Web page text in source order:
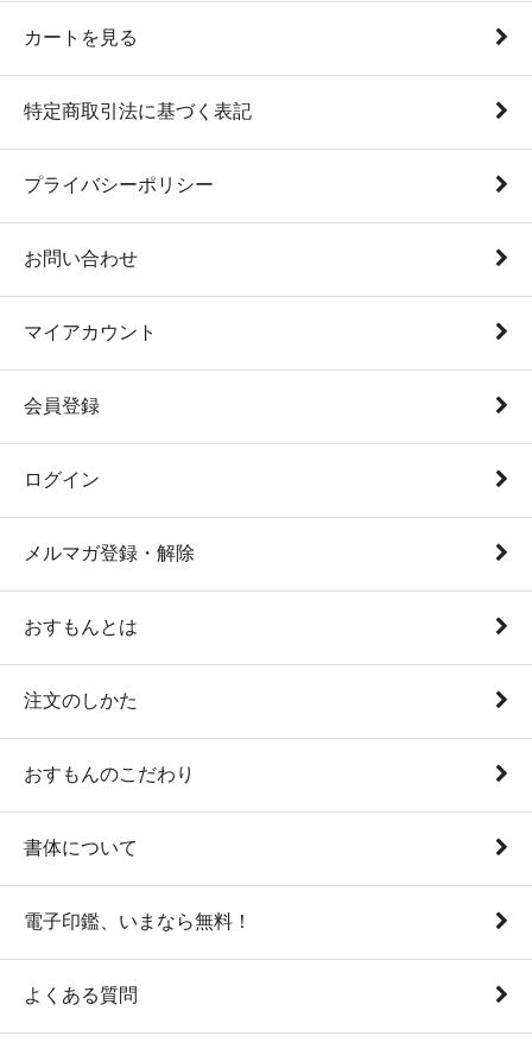
カートを見る
特定商取引法に基づく表記
プライバシーポリシー
お問い合わせ
マイアカウント
会員登録
ログイン
メルマガ登録・解除
おすもんとは
注文のしかた
おすもんのこだわり
書体について
電子印鑑、いまなら無料！
よくある質問